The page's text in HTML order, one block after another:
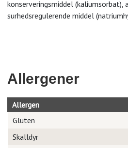
konserveringsmiddel (kaliumsorbat),
surhedsregulerende middel
Allergener
Allergen
Gluten
Skalldyr